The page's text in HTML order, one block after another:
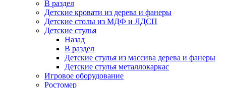
В раздел
Детские кровати из дерева и фанеры
Детские столы из МДФ и ЛДСП
Детские стулья
Назад
В раздел
Детские стулья из массива дерева и фанеры
Детские стулья металлокаркас
Игровое оборудование
Ростомер